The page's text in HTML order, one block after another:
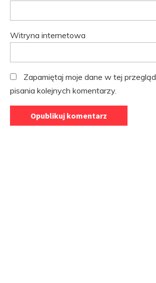
Witryna internetowa
Zapamiętaj moje dane w tej
pisania kolejnych komentarzy.